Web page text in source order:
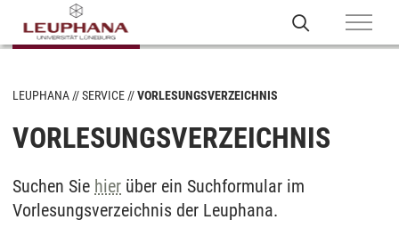
LEUPHANA SERVICE VORLESUNGSVERZEICHNIS
VORLESUNGSVERZEICHNIS
Suchen Sie hier über ein Suchformular im
Vorlesungsverzeichnis der Leuphana.